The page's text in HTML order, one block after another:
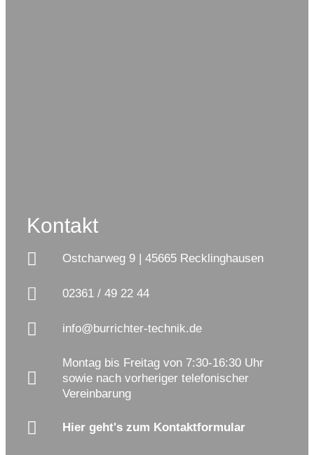
Kontakt
Ostcharweg 9 | 45665 Recklinghausen
02361 / 49 22 44
info@burrichter-technik.de
Montag bis Freitag von 7:30-16:30 Uhr
sowie nach vorheriger telefonischer
Vereinbarung
Hier geht's zum Kontaktformular